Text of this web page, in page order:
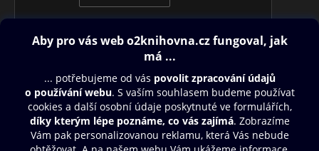
Obsah ke stažení
Moje O2 Knihovna
Další zábava